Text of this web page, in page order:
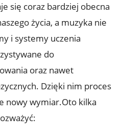
się coraz bardziej obecna
życia, a muzyka nie
i systemy uczenia
do
oraz nawet
Dzięki nim proces
nowy wymiar.Oto kilka